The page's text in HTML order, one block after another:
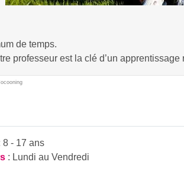
de temps.
professeur est la clé d’un apprentissage
8 - 17 ans
: Lundi au Vendredi